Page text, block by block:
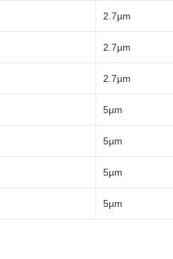
2.7µm
2.7µm
2.7µm
5µm
5µm
5µm
5µm